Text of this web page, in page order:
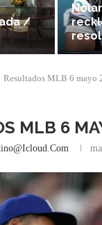
/
Resultados MLB 6 mayo
MLB 6